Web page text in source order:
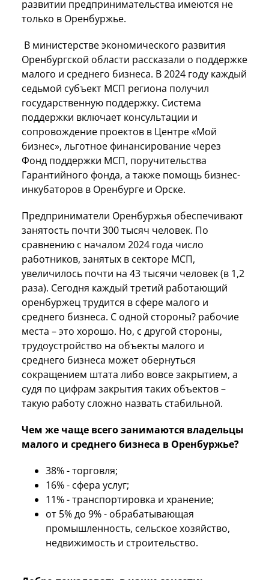
развитии предпринимательства имеются не
только в Оренбуржье.
В министерстве экономического развития
Оренбургской области рассказали о поддержке
малого и среднего бизнеса. В 2024 году каждый
седьмой субъект МСП региона получил
государственную поддержку. Система
поддержки включает консультации и
сопровождение проектов в Центре «Мой
бизнес», льготное финансирование через
Фонд поддержки МСП, поручительства
Гарантийного фонда, а также помощь бизнес-
инкубаторов в Оренбурге и Орске.
Предприниматели Оренбуржья обеспечивают
занятость почти 300 тысяч человек. По
сравнению с началом 2024 года число
работников, занятых в секторе МСП,
увеличилось почти на 43 тысячи человек (в 1,2
раза). Сегодня каждый третий работающий
оренбуржец трудится в сфере малого и
среднего бизнеса. С одной стороны? рабочие
места – это хорошо. Но, с другой стороны,
трудоустройство на объекты малого и
среднего бизнеса может обернуться
сокращением штата либо вовсе закрытием, а
судя по цифрам закрытия таких объектов –
такую работу сложно назвать стабильной.
Чем же чаще всего занимаются владельцы
малого и среднего бизнеса в Оренбуржье?
38% - торговля;
16% - сфера услуг;
11% - транспортировка и хранение;
от 5% до 9% - обрабатывающая
промышленность, сельское хозяйство,
недвижимость и строительство.